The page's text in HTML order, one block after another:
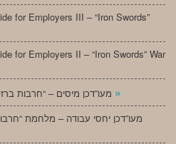
for Employers III – “Iron Swords”
for Employers II – “Iron Swords” War
»
מעו”דכן יחסי עבודה – מלחמת